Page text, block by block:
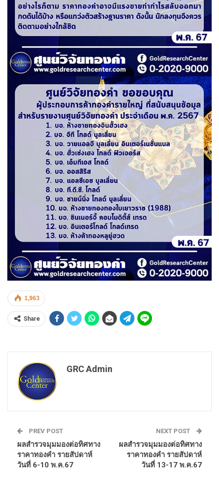
1,963
Share
GRC Admin
PREV POST
ผลสำรวจมุมมองต่อทิศทาง
ราคาทองคำ รายสัปดาห์
วันที่ 6-10 พ.ค.67
NEXT POST
ผลสำรวจมุมมองต่อทิศทาง
ราคาทองคำ รายสัปดาห์
วันที่ 13-17 พ.ค.67